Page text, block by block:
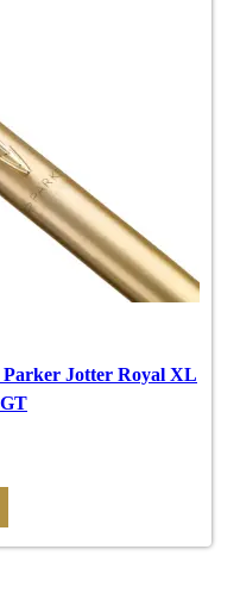
Jotter Royal XL